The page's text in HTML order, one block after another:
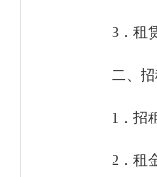
3．租
二、
1．招
2．租